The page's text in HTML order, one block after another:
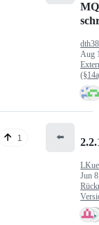
Aug
1 ⬅️
Jun